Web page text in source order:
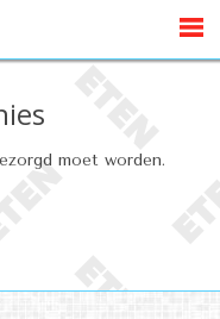
moet worden.